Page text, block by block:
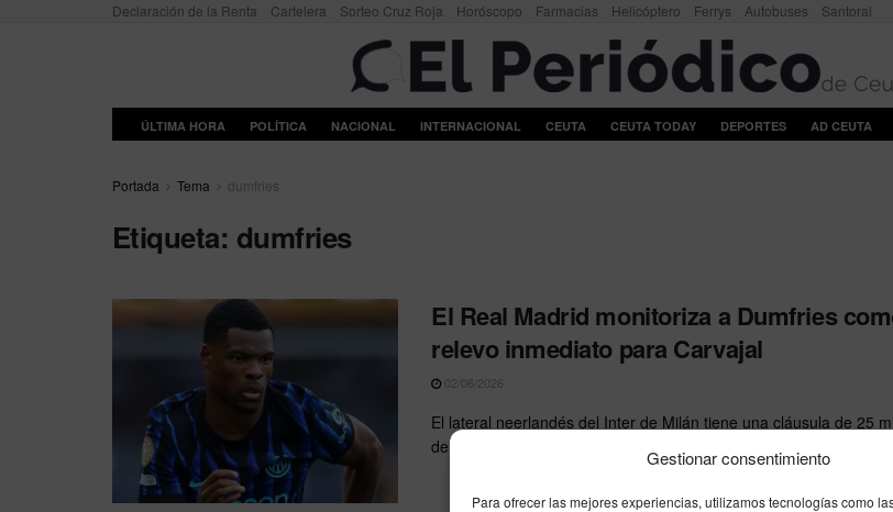
Gestionar consentimiento
Para ofrecer las mejores experiencias, utilizamos tecnologías como
Declaración de la Renta Cartelera Sorteo Cruz Roja Horóscopo Farmacias Helicóptero Ferrys Autobuses Santoral
ÚLTIMA HORA POLÍTICA NACIONAL INTERNACIONAL CEUTA CEUTA TODAY DEPORTES AD CEUTA
Portada Tema dumfries
Etiqueta: dumfries
El Real Madrid monitoriza a Dumfries
relevo inmediato para Carvajal
02/06/2026
El lateral neerlandés del Inter de Milán tiene una cláusula de 25
de euros y cuenta con el visto ...